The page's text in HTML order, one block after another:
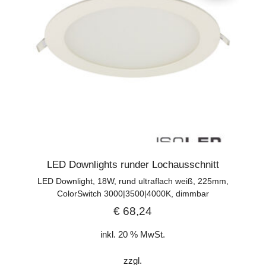
LED Downlights runder Lochausschnitt
LED Downlight, 18W, rund ultraflach weiß, 225mm,
ColorSwitch 3000|3500|4000K, dimmbar
€ 68,24
inkl. 20 % MwSt.
zzgl.